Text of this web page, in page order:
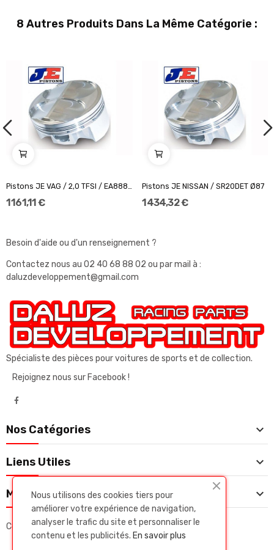
8 Autres Produits Dans La Même Catégorie :
Pistons JE VAG / 2,0 TFSI / EA888 AXE DE 22 Ø82,5
1 161,11 €
Pistons JE NISSAN / SR20DET Ø87
1 434,32 €
Besoin d'aide ou d'un renseignement ?
Contactez nous au 02 40 68 88 02 ou par mail à :
daluzdeveloppement@gmail.com
Spécialiste des pièces pour voitures de sports et de collection.
Rejoignez nous sur Facebook !
Nos Catégories 
Liens Utiles 
Mon Compte 
Copyright © Daluz developpeent. Tous droits réservés.
Nous utilisons des cookies tiers pour
améliorer votre expérience de navigation,
analyser le trafic du site et personnaliser le
contenu et les publicités. En savoir plus